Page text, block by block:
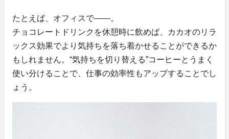
たとえば、オフィスで——。
チョコレートドリンクを休憩時に飲めば、カカオのリラ
ックス効果でより気持ちを落ち着かせることができるか
もしれません。“気持ちを切り替える”コーヒーとうまく
使い分けることで、仕事の効率性もアップすることでし
ょう。